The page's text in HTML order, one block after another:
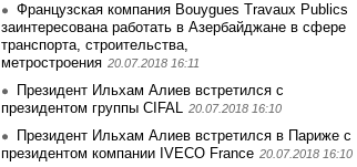
Французская компания Bouygues Travaux Publics
заинтересована работать в Азербайджане в сфере
транспорта, строительства,
метростроения 20.07.2018 16:11
Президент Ильхам Алиев встретился с
президентом группы CIFAL 20.07.2018 16:10
Президент Ильхам Алиев встретился в Париже с
президентом компании IVECO France 20.07.2018 16:10